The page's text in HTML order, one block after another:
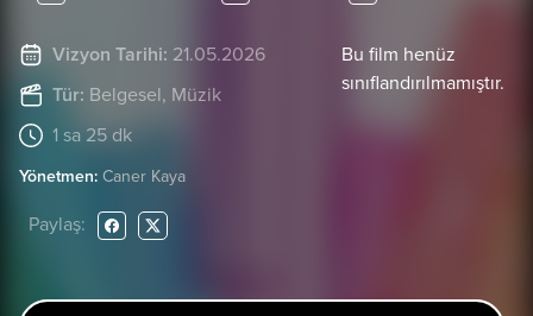
Vizyon Tarihi: 21.05.2026
Tür: Belgesel, Müzik
1 sa 25 dk
Bu film henüz
sınıflandırılmamıştır.
Yönetmen: Caner Kaya
Paylaş: